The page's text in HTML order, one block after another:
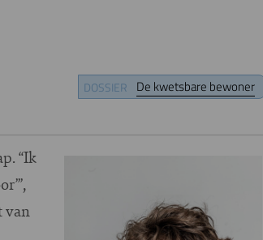
DOSSIER De kwetsbare bewoner
“Ik
van